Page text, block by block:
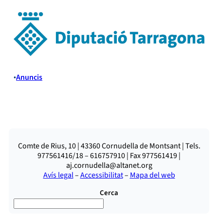
•Anuncis
Comte de Rius, 10 | 43360 Cornudella de Montsant | Tels.
977561416/18 – 616757910 | Fax 977561419 |
aj.cornudella@altanet.org
Avís legal–Accessibilitat– Mapa del web
Cerca